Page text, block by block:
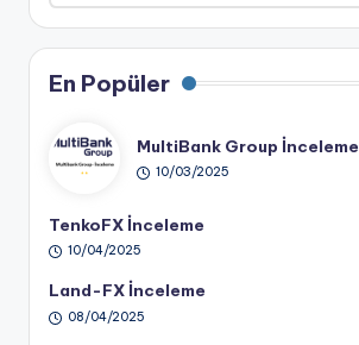
En Popüler
MultiBank Group İnceleme
10/03/2025
TenkoFX İnceleme
10/04/2025
Land-FX İnceleme
08/04/2025